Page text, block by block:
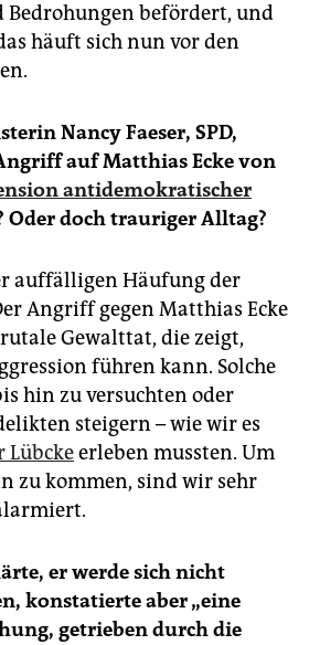
Bedrohungen befördert, und
häuft sich nun vor den
Nancy Faeser, SPD,
auf Matthias Ecke von
antidemokratischer
Oder doch trauriger Alltag?
auffälligen Häufung der
Angriff gegen Matthias Ecke
Gewalttat, die zeigt,
führen kann. Solche
hin zu versuchten oder
steigern – wie wir es
Lübckeerleben mussten. Um
zu kommen, sind wir sehr
er werde sich nicht
konstatierte aber „eine
getrieben durch die